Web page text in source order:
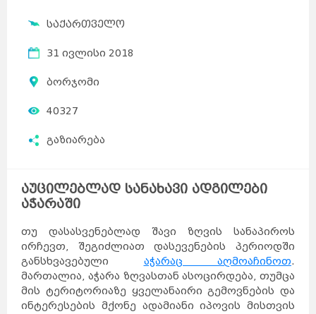
საქართველო
31 ივლისი 2018
ბორჯომი
40327
გაზიარება
აუცილებლად სანახავი ადგილები
აჭარაში
თუ დასასვენებლად შავი ზღვის სანაპიროს
ირჩევთ, შეგიძლიათ დასევენების პერიოდში
განსხვავებული აჭარაც აღმოაჩინოთ.
მართალია, აჭარა ზღვასთან ასოცირდება, თუმცა
მის ტერიტორიაზე ყველანაირი გემოვნების და
ინტერესების მქონე ადამიანი იპოვის მისთვის